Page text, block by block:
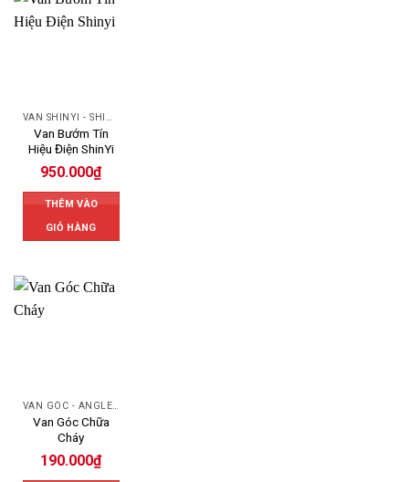
Van Bướm Tín
Hiệu Điện ShinYi
950.000₫
THÊM VÀO
GIỎ HÀNG
Van Góc Chữa
Cháy
190.000₫